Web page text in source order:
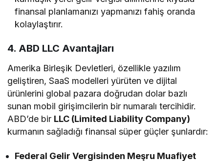
finansal planlamanızı yapmanızı fahiş oranda
kolaylaştırır.
4. ABD LLC Avantajları
Amerika Birleşik Devletleri, özellikle yazılım
geliştiren, SaaS modelleri yürüten ve dijital
ürünlerini global pazara doğrudan dolar bazlı
sunan mobil girişimcilerin bir numaralı tercihidir.
ABD’de bir LLC (Limited Liability Company)
kurmanın sağladığı finansal süper güçler şunlardır:
Federal Gelir Vergisinden Meşru Muafiyet